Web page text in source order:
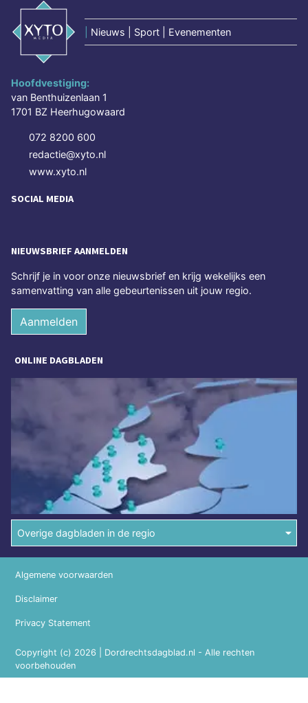
Nieuws | Sport | Evenementen
Hoofdvestiging:
van Benthuizenlaan 1
1701 BZ Heerhugowaard
072 8200 600
redactie@xyto.nl
www.xyto.nl
SOCIAL MEDIA
NIEUWSBRIEF AANMELDEN
Schrijf je in voor onze nieuwsbrief en krijg wekelijks een
samenvatting van alle gebeurtenissen uit jouw regio.
Aanmelden
ONLINE DAGBLADEN
Overige dagbladen in de regio
Copyright (c) 2026 | Dordrechtsdagblad.nl - Alle rechten
voorbehouden
Algemene voorwaarden
Disclaimer
Privacy Statement